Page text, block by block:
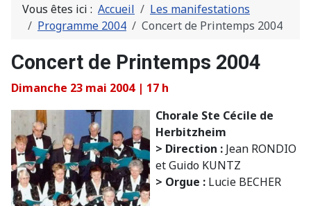
Vous êtes ici : Accueil
Les manifestations
Programme 2004
Concert de Printemps 2004
Concert de Printemps 2004
Dimanche 23 mai 2004 | 17 h
Chorale Ste Cécile de
Herbitzheim
> Direction : Jean RONDIO
et Guido KUNTZ
> Orgue : Lucie BECHER